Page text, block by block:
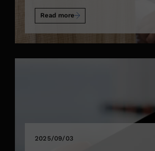
Read more
2025/09/03